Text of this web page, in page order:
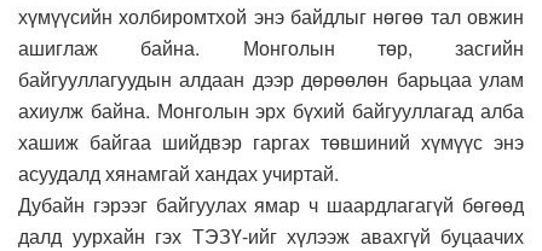
хүмүүсийн холбиромтхой энэ байдлыг нөгөө тал овжин
ашиглаж байна. Монголын төр, засгийн
байгууллагуудын алдаан дээр дөрөөлөн барьцаа улам
ахиулж байна. Монголын эрх бүхий байгууллагад алба
хашиж байгаа шийдвэр гаргах төвшиний хүмүүс энэ
асуудалд хянамгай хандах учиртай.
Дубайн гэрээг байгуулах ямар ч шаардлагагүй бөгөөд
далд уурхайн гэх ТЭЗҮ-ийг хүлээж авахгүй буцаачих